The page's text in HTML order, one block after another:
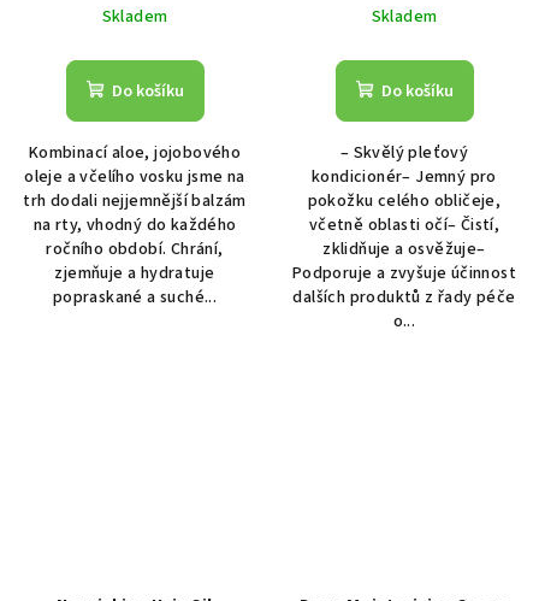
Skladem
Do košíku
Kombinací aloe, jojobového
oleje a včelího vosku jsme na
trh dodali nejjemnější balzám
na rty, vhodný do každého
ročního období. Chrání,
zjemňuje a hydratuje
popraskané a suché...
Skladem
Do košíku
– Skvělý pleťový
kondicionér– Jemný pro
pokožku celého obličeje,
včetně oblasti očí– Čistí,
zklidňuje a osvěžuje–
Podporuje a zvyšuje účinnost
dalších produktů z řady péče
o...